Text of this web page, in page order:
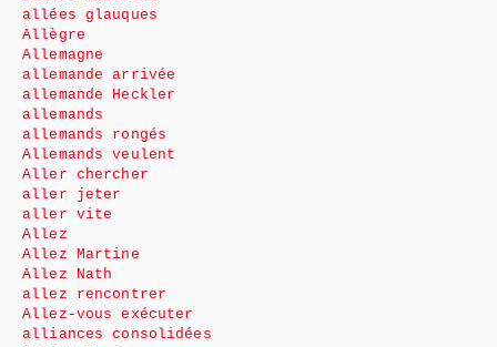
allées glauques
Allègre
Allemagne
allemande arrivée
allemande Heckler
allemands
allemands rongés
Allemands veulent
Aller chercher
aller jeter
aller vite
Allez
Allez Martine
Allez Nath
allez rencontrer
Allez-vous exécuter
alliances consolidées